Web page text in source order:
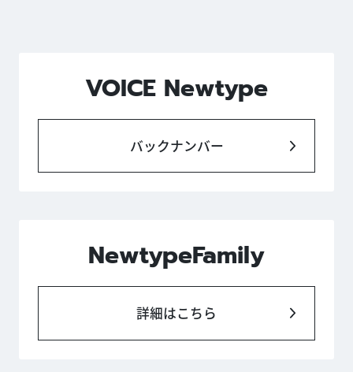
VOICE Newtype
バックナンバー
NewtypeFamily
詳細はこちら